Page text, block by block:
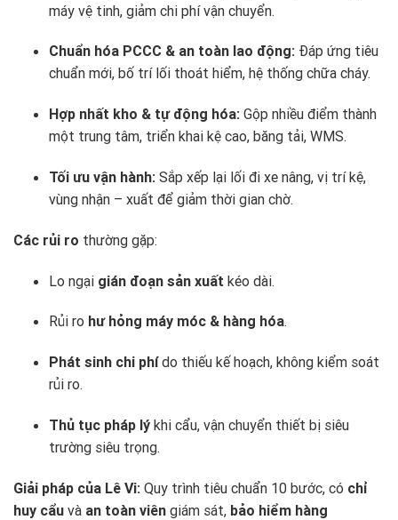
máy vệ tinh, giảm chi phí vận chuyển.
Chuẩn hóa PCCC & an toàn lao động: Đáp ứng tiêu
chuẩn mới, bố trí lối thoát hiểm, hệ thống chữa cháy.
Hợp nhất kho & tự động hóa: Gộp nhiều điểm thành
một trung tâm, triển khai kệ cao, băng tải, WMS.
Tối ưu vận hành: Sắp xếp lại lối đi xe nâng, vị trí kệ,
vùng nhận – xuất để giảm thời gian chờ.
Các rủi ro thường gặp:
Lo ngại gián đoạn sản xuất kéo dài.
Rủi ro hư hỏng máy móc & hàng hóa.
Phát sinh chi phído thiếu kế hoạch, không kiểm soát
rủi ro.
Thủ tục pháp lý khi cẩu, vận chuyển thiết bị siêu
trường siêu trọng.
Giải pháp của Lê Vi: Quy trình tiêu chuẩn 10 bước, có chỉ
huy cẩu và an toàn viên giám sát, bảo hiểm hàng